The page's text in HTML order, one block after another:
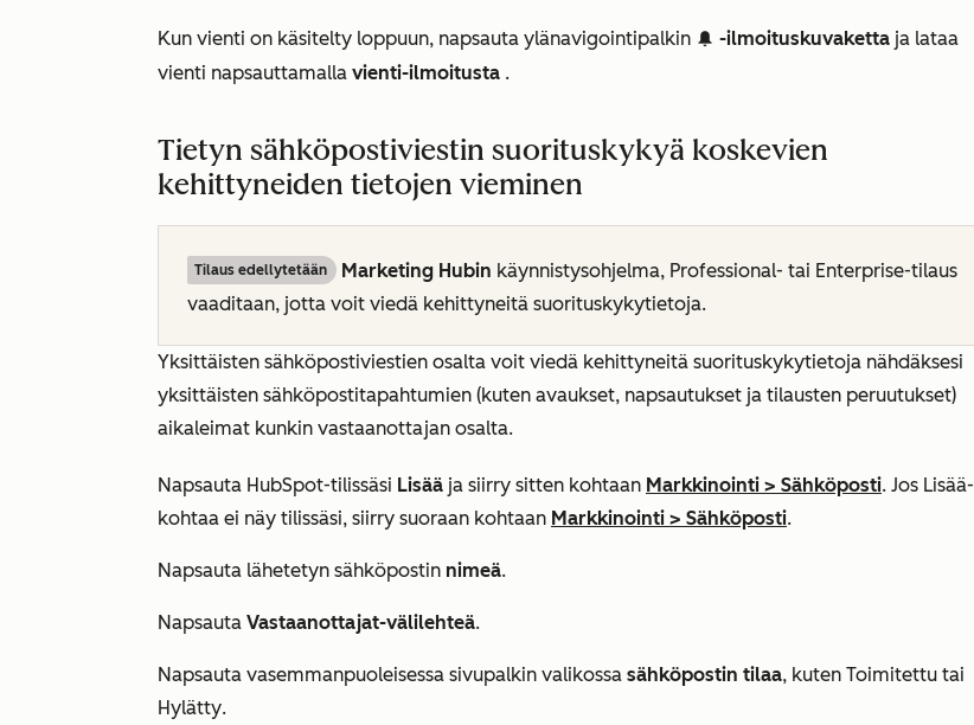
Kun vienti on käsitelty loppuun, napsauta ylänavigointipalkin notification -ilmoituskuvaketta ja lataa
vienti napsauttamalla vienti-ilmoitusta .
Tietyn sähköpostiviestin suorituskykyä koskevien
kehittyneiden tietojen vieminen
Tilaus edellytetään Marketing Hubin käynnistysohjelma, Professional- tai Enterprise-tilaus
vaaditaan, jotta voit viedä kehittyneitä suorituskykytietoja.
Yksittäisten sähköpostiviestien osalta voit viedä kehittyneitä suorituskykytietoja nähdäksesi
yksittäisten sähköpostitapahtumien (kuten avaukset, napsautukset ja tilausten peruutukset)
aikaleimat kunkin vastaanottajan osalta.
Napsauta HubSpot-tilissäsi Lisää ja siirry sitten kohtaan Markkinointi > Sähköposti. Jos Lisää-
kohtaa ei näy tilissäsi, siirry suoraan kohtaan Markkinointi > Sähköposti.
Napsauta lähetetyn sähköpostin nimeä.
Napsauta Vastaanottajat-välilehteä.
Napsauta vasemmanpuoleisessa sivupalkin valikossa sähköpostin tilaa, kuten Toimitettu tai
Hylätty.